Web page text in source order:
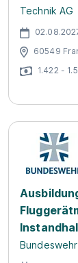
Technik AG
60549
1.422 -
Bundeswehr